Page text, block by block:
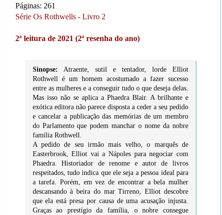
Páginas: 261
Série Os Rothwells - Livro 2
2ª leitura de 2021 (2ª resenha do ano)
Sinopse: Atraente, sutil e tentador, lorde Elliot
Rothwell é um homem acostumado a fazer sucesso
entre as mulheres e a conseguir tudo o que deseja delas.
Mas isso não se aplica a Phaedra Blair. A brilhante e
exótica editora não parece disposta a ceder a seu pedido
e cancelar a publicação das memórias de um membro
do Parlamento que podem manchar o nome da nobre
família Rothwell.
A pedido de seu irmão mais velho, o marquês de
Easterbrook, Elliot vai a Nápoles para negociar com
Phaedra. Historiador de renome e autor de livros
respeitados, tudo indica que ele seja a pessoa ideal para
a tarefa. Porém, em vez de encontrar a bela mulher
descansando à beira do mar Tirreno, Elliot descobre
que ela está presa por causa de uma acusação injusta.
Graças ao prestígio da família, o nobre consegue